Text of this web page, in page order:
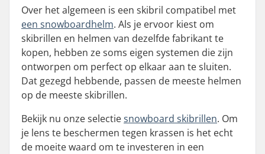
Over het algemeen is een skibril compatibel met
een snowboardhelm. Als je ervoor kiest om
skibrillen en helmen van dezelfde fabrikant te
kopen, hebben ze soms eigen systemen die zijn
ontworpen om perfect op elkaar aan te sluiten.
Dat gezegd hebbende, passen de meeste helmen
op de meeste skibrillen.
Bekijk nu onze selectiesnowboard skibrillen. Om
je lens te beschermen tegen krassen is het echt
de moeite waard om te investeren in een